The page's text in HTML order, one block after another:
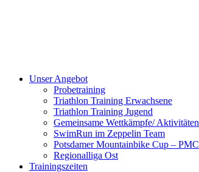
Unser Angebot
Probetraining
Triathlon Training Erwachsene
Triathlon Training Jugend
Gemeinsame Wettkämpfe/ Aktivitäten
SwimRun im Zeppelin Team
Potsdamer Mountainbike Cup – PMC
Regionalliga Ost
Trainingszeiten